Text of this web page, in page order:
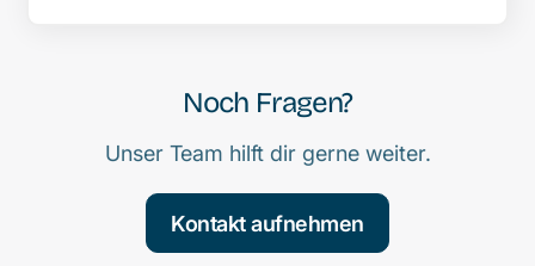
Noch Fragen?
Unser Team hilft dir gerne weiter.
Kontakt aufnehmen